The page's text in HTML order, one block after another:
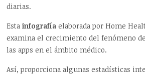
diarias.
Esta infografía elaborada por Home
examina el crecimiento del fenómeno
las apps en el ámbito médico.
Así, proporciona algunas estadísticas